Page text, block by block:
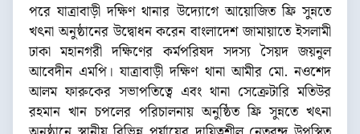
পরে যাত্রাবাড়ী দক্ষিণ থানার উদ্যোগে আয়োজিত ফ্রি সুন্নতে
খৎনা অনুষ্ঠানের উদ্বোধন করেন বাংলাদেশ জামায়াতে ইসলামী
ঢাকা মহানগরী দক্ষিণের কর্মপরিষদ সদস্য সৈয়দ জয়নুল
আবেদীন এমপি। যাত্রাবাড়ী দক্ষিণ থানা আমীর মো. নওশেদ
আলম ফারুকের সভাপতিত্বে এবং থানা সেক্রেটারি মতিউর
রহমান খান চপলের পরিচালনায় অনুষ্ঠিত ফ্রি সুন্নতে খৎনা